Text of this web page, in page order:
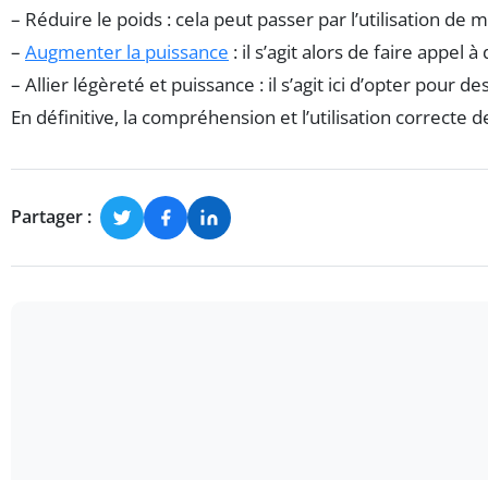
– Réduire le poids : cela peut passer par l’utilisation de
– Augmenter la puissance : il s’agit alors de faire appel
– Allier légèreté et puissance : il s’agit ici d’opter pour
En définitive, la compréhension et l’utilisation correcte
Partager :